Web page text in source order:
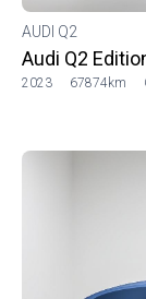
AUDI Q2
Audi Q2
2023 67874km